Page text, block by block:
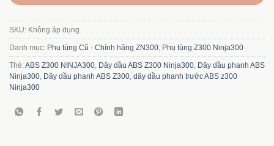
SKU: Không áp dụng
Danh mục: Phụ tùng Cũ - Chính hãng ZN300 Phụ tùng Z300 Ninja300
Thẻ:ABS Z300 NINJA300 Dây dầu ABS Z300 Ninja300
Dây dầu phanh ABS
Ninja300
Dây dầu phanh ABS Z300 dây dầu phanh trước ABS z300
Ninja300